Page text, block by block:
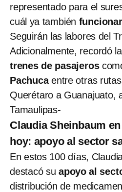
representado para el
cuál ya también
Seguirán las labores del
Adicionalmente, recordó
trenes de pasajeros
Pachucaentre otras
Querétaro a Guanajuato,
Tamaulipas-
Claudia Sheinbaum
hoy: apoyo al sector
En estos 100 días,
destacó suapoyo al
distribución de